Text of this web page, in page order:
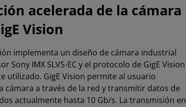
acelerada de la cámara
Vision
implementa un diseño de cámara industrial
Sony IMX SLVS-EC y el protocolo de GigE Vision
utilizado. GigE Vision permite al usuario
cámara a través de la red y transmitir datos de
actualmente hasta 10 Gb/s. La transmisión en